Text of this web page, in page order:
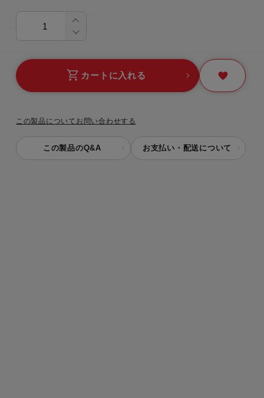
カートに入れる
この製品についてお問い合わせする
この製品のQ&A お支払い・配送について